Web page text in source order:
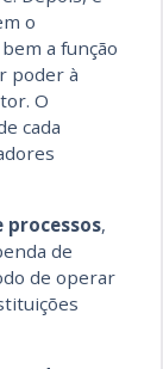
o
a função
poder à
O
cada
processos,
de
de operar